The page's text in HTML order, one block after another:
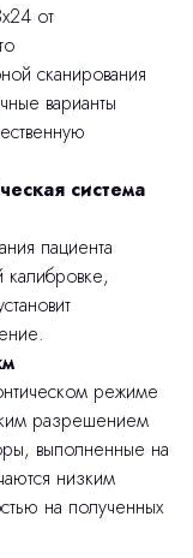
от
сканирования
варианты
система
пациента
калибровке,
режиме
разрешением
выполненные на
низким
на полученных